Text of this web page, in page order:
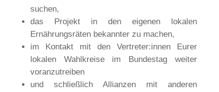
suchen,
das Projekt in den eigenen lokalen
Ernährungsräten bekannter zu machen,
im Kontakt mit den Vertreter:innen Eurer
lokalen Wahlkreise im Bundestag weiter
voranzutreiben
und schließlich Allianzen mit anderen